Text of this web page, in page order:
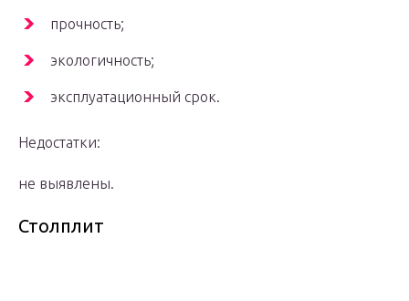
прочность;
экологичность;
эксплуатационный срок.
Недостатки:
не выявлены.
Столплит